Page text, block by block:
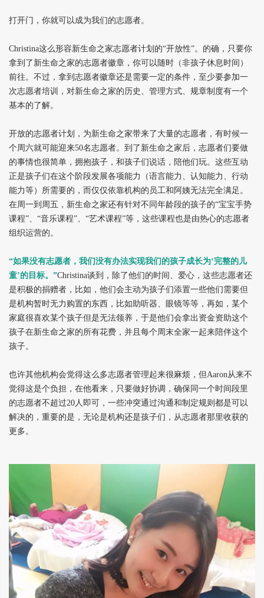
打开门，你就可以成为我们的志愿者。
Christina这么形容新生命之家志愿者计划的“开放性”。的确，只要你
拿到了新生命之家的志愿者徽章，你可以随时（非孩子休息时间）
前往。不过，拿到志愿者徽章还是需要一定的条件，至少要参加一
次志愿者培训，对新生命之家的历史、管理方式、规章制度有一个
基本的了解。
开放的志愿者计划，为新生命之家带来了大量的志愿者，有时候一
个周六就可能迎来50名志愿者。到了新生命之家后，志愿者们要做
的事情也很简单，拥抱孩子，和孩子们说话，陪他们玩。这些互动
正是孩子们在这个阶段发展各项能力（语言能力、认知能力、行动
能力等）所需要的，而仅仅依靠机构的员工和阿姨无法完全满足。
在周一到周五，新生命之家还有针对不同年龄段的孩子的“宝宝手势
课程”、“音乐课程”、“艺术课程”等，这些课程也是由热心的志愿者
组织运营的。
“如果没有志愿者，我们没有办法实现我们的孩子成长为‘完整的儿
童’的目标。”Christina谈到，除了他们的时间、爱心，这些志愿者还
是积极的捐赠者，比如，他们会主动为孩子们添置一些他们需要但
是机构暂时无力购置的东西，比如助听器、眼镜等等，再如，某个
家庭很喜欢某个孩子但是无法领养，于是他们会拿出资金资助这个
孩子在新生命之家的所有花费，并且每个周末全家一起来陪伴这个
孩子。
也许其他机构会觉得这么多志愿者管理起来很麻烦，但Aaron从来不
觉得这是个负担，在他看来，只要做好协调，确保同一个时间段里
的志愿者不超过20人即可，一些冲突通过沟通和制定规则都是可以
解决的，重要的是，无论是机构还是孩子们，从志愿者那里收获的
更多。